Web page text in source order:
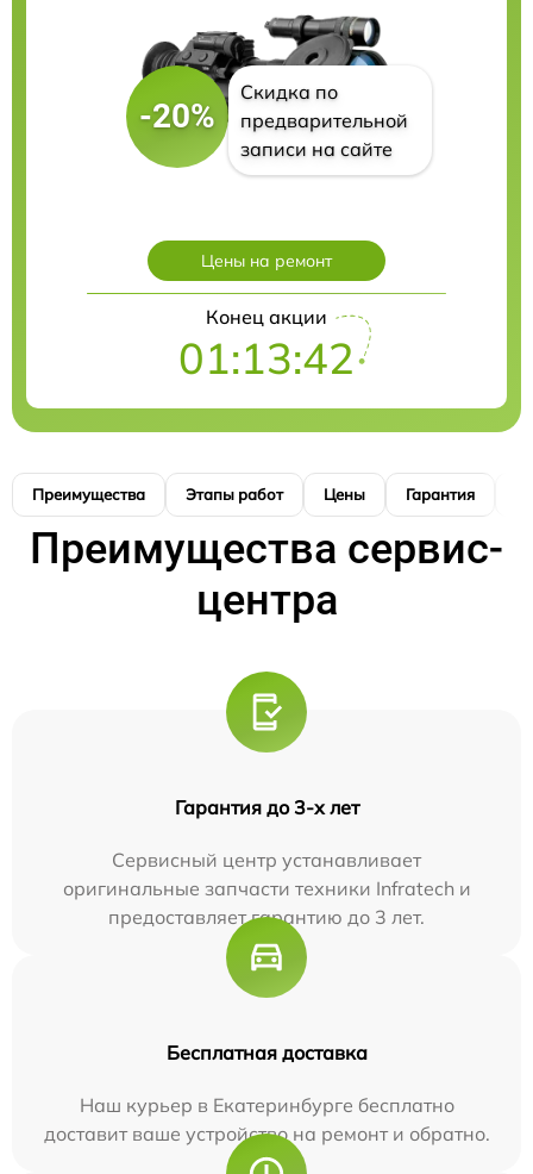
-20%
Скидка по
предварительной
записи на сайте
Цены на ремонт
Конец акции
01:13:41
Преимущества Этапы работ Цены Гарантия
Преимущества сервис-
центра
Гарантия до 3-х лет
Сервисный центр устанавливает
оригинальные запчасти техники Infratech и
предоставляет гарантию до 3 лет.
Бесплатная доставка
Наш курьер в Екатеринбурге бесплатно
доставит ваше устройство на ремонт и обратно.